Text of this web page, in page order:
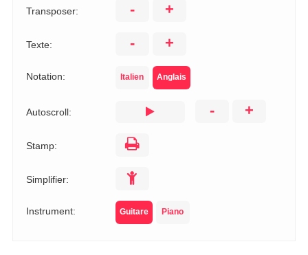
Transposer: - +
Texte: - +
Notation: Italien Anglais
Autoscroll: - +
Stamp:
Simplifier:
Instrument: Guitare Piano